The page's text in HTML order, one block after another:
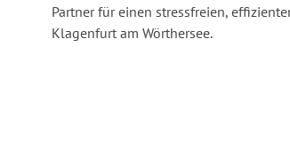
Partner für einen stressfreien,
Klagenfurt am Wörthersee.